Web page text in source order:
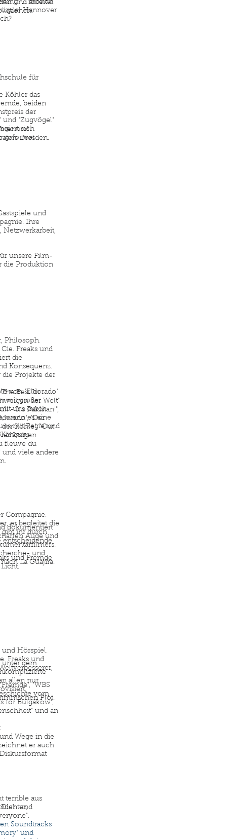
und arbeitet
für
Köhler das
beiden
der
und
Dresden.
und
Ihre
Netzwerkarbeit,
Philosoph.
Freaks und
die
Konsequenz.
Projekte der
Best In
der Welt"
- It's Pakistan!",
"Der
Kohle", "Out
fleuve du
und viele andere
Compagnie.
er begleitet die
gibt ihr durch
und Fremde
und Hörspiel.
Freaks und
"WBS
vom
for Bulgakow",
und an
Wege in die
er auch
Soundtracks
und
"Il mondo
Hannover
und "Zugvögel"
sich
unsere Film-
die Produktion
von "Eldorado"
mit großer
uns durch
wenn es eine
mit Regie und
dokumentiert
Auge und
und
La Guajira.
unter dem
allen nur
Plot.
terrible aus
und